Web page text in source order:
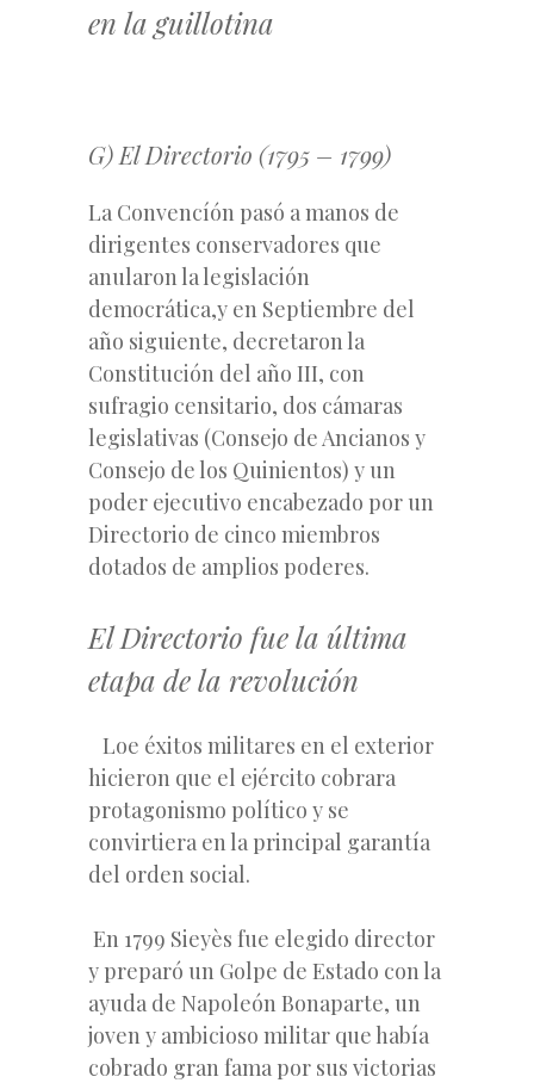
en la guillotina
G) El Directorio (1795 – 1799)
La Convencíón pasó a manos de
dirigentes conservadores que
anularon la legislación
democrática,y en Septiembre del
año siguiente, decretaron la
Constitución del año III, con
sufragio censitario, dos cámaras
legislativas (Consejo de Ancianos y
Consejo de los Quinientos) y un
poder ejecutivo encabezado por un
Directorio de cinco miembros
dotados de amplios poderes.
El Directorio fue la última
etapa de la revolución
Loe éxitos militares en el exterior
hicieron que el ejército cobrara
protagonismo político y se
convirtiera en la principal garantía
del orden social.
En 1799 Sieyès fue elegido director
y preparó un Golpe de Estado con la
ayuda de Napoleón Bonaparte, un
joven y ambicioso militar que había
cobrado gran fama por sus victorias